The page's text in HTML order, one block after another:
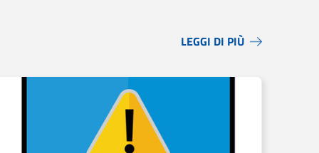
LEGGI DI PIÙ